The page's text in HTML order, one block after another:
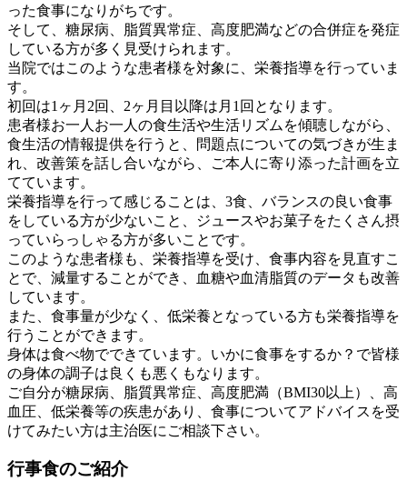
った食事になりがちです。
そして、糖尿病、脂質異常症、高度肥満などの合併症を発症
している方が多く見受けられます。
当院ではこのような患者様を対象に、栄養指導を行っていま
す。
初回は1ヶ月2回、2ヶ月目以降は月1回となります。
患者様お一人お一人の食生活や生活リズムを傾聴しながら、
食生活の情報提供を行うと、問題点についての気づきが生ま
れ、改善策を話し合いながら、ご本人に寄り添った計画を立
てています。
栄養指導を行って感じることは、3食、バランスの良い食事
をしている方が少ないこと、ジュースやお菓子をたくさん摂
っていらっしゃる方が多いことです。
このような患者様も、栄養指導を受け、食事内容を見直すこ
とで、減量することができ、血糖や血清脂質のデータも改善
しています。
また、食事量が少なく、低栄養となっている方も栄養指導を
行うことができます。
身体は食べ物でできています。いかに食事をするか？で皆様
の身体の調子は良くも悪くもなります。
ご自分が糖尿病、脂質異常症、高度肥満（BMI30以上）、高
血圧、低栄養等の疾患があり、食事についてアドバイスを受
けてみたい方は主治医にご相談下さい。
行事食のご紹介